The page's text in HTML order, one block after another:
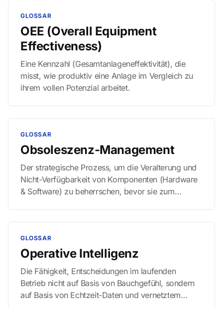
GLOSSAR
OEE (Overall Equipment
Effectiveness)
Eine Kennzahl (Gesamtanlageneffektivität), die
misst, wie produktiv eine Anlage im Vergleich zu
ihrem vollen Potenzial arbeitet.
GLOSSAR
Obsoleszenz-Management
Der strategische Prozess, um die Veralterung und
Nicht-Verfügbarkeit von Komponenten (Hardware
& Software) zu beherrschen, bevor sie zum
GLOSSAR
Operative Intelligenz
Die Fähigkeit, Entscheidungen im laufenden
Betrieb nicht auf Basis von Bauchgefühl, sondern
auf Basis von Echtzeit-Daten und vernetztem